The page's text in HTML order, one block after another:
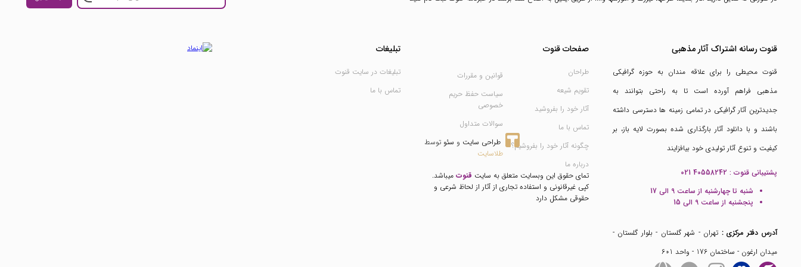
قنوت رسانه اشتراک آثار مذهبی
قنوت محیطی را برای علاقه مندان به حوزه گرافیکی
مذهبی فراهم آورده است تا به راحتی بتوانند به
جدیدترین آثار گرافیکی در تمامی زمینه ها دسترسی داشته
باشند و با دانلود آثار بارگذاری شده بصورت لایه باز، بر
کیفیت و تنوع آثار تولیدی خود بیافزایند
پشتیبانی قنوت : 021 40558242
شنبه تا چهارشنبه از ساعت 9 الی 17
پنجشنبه از ساعت 9 الی 15
آدرس دفتر مرکزی : تهران - شهر گلستان - بلوار گلستان -
میدان ارغون - ساختمان 176 - واحد 601
صفحات قنوت
طراحان
تقویم شیعه
آثار خود را بفروشید
تماس با ما
چگونه آثار خود را بفروشیم؟
درباره ما
قوانین و مقررات
سیاست حفظ حریم
خصوصی
سوالات متداول
طراحی سایت و سئو توسط
طلاسایت
تمای حقوق این وبسایت متعلق به سایت قنوت میباشد.
کپی غیرقانونی و استفاده تجاری از آثار از لحاظ شرعی و
حقوقی مشکل دارد
تبلیغات
تبلیغات در سایت قنوت
تماس با ما